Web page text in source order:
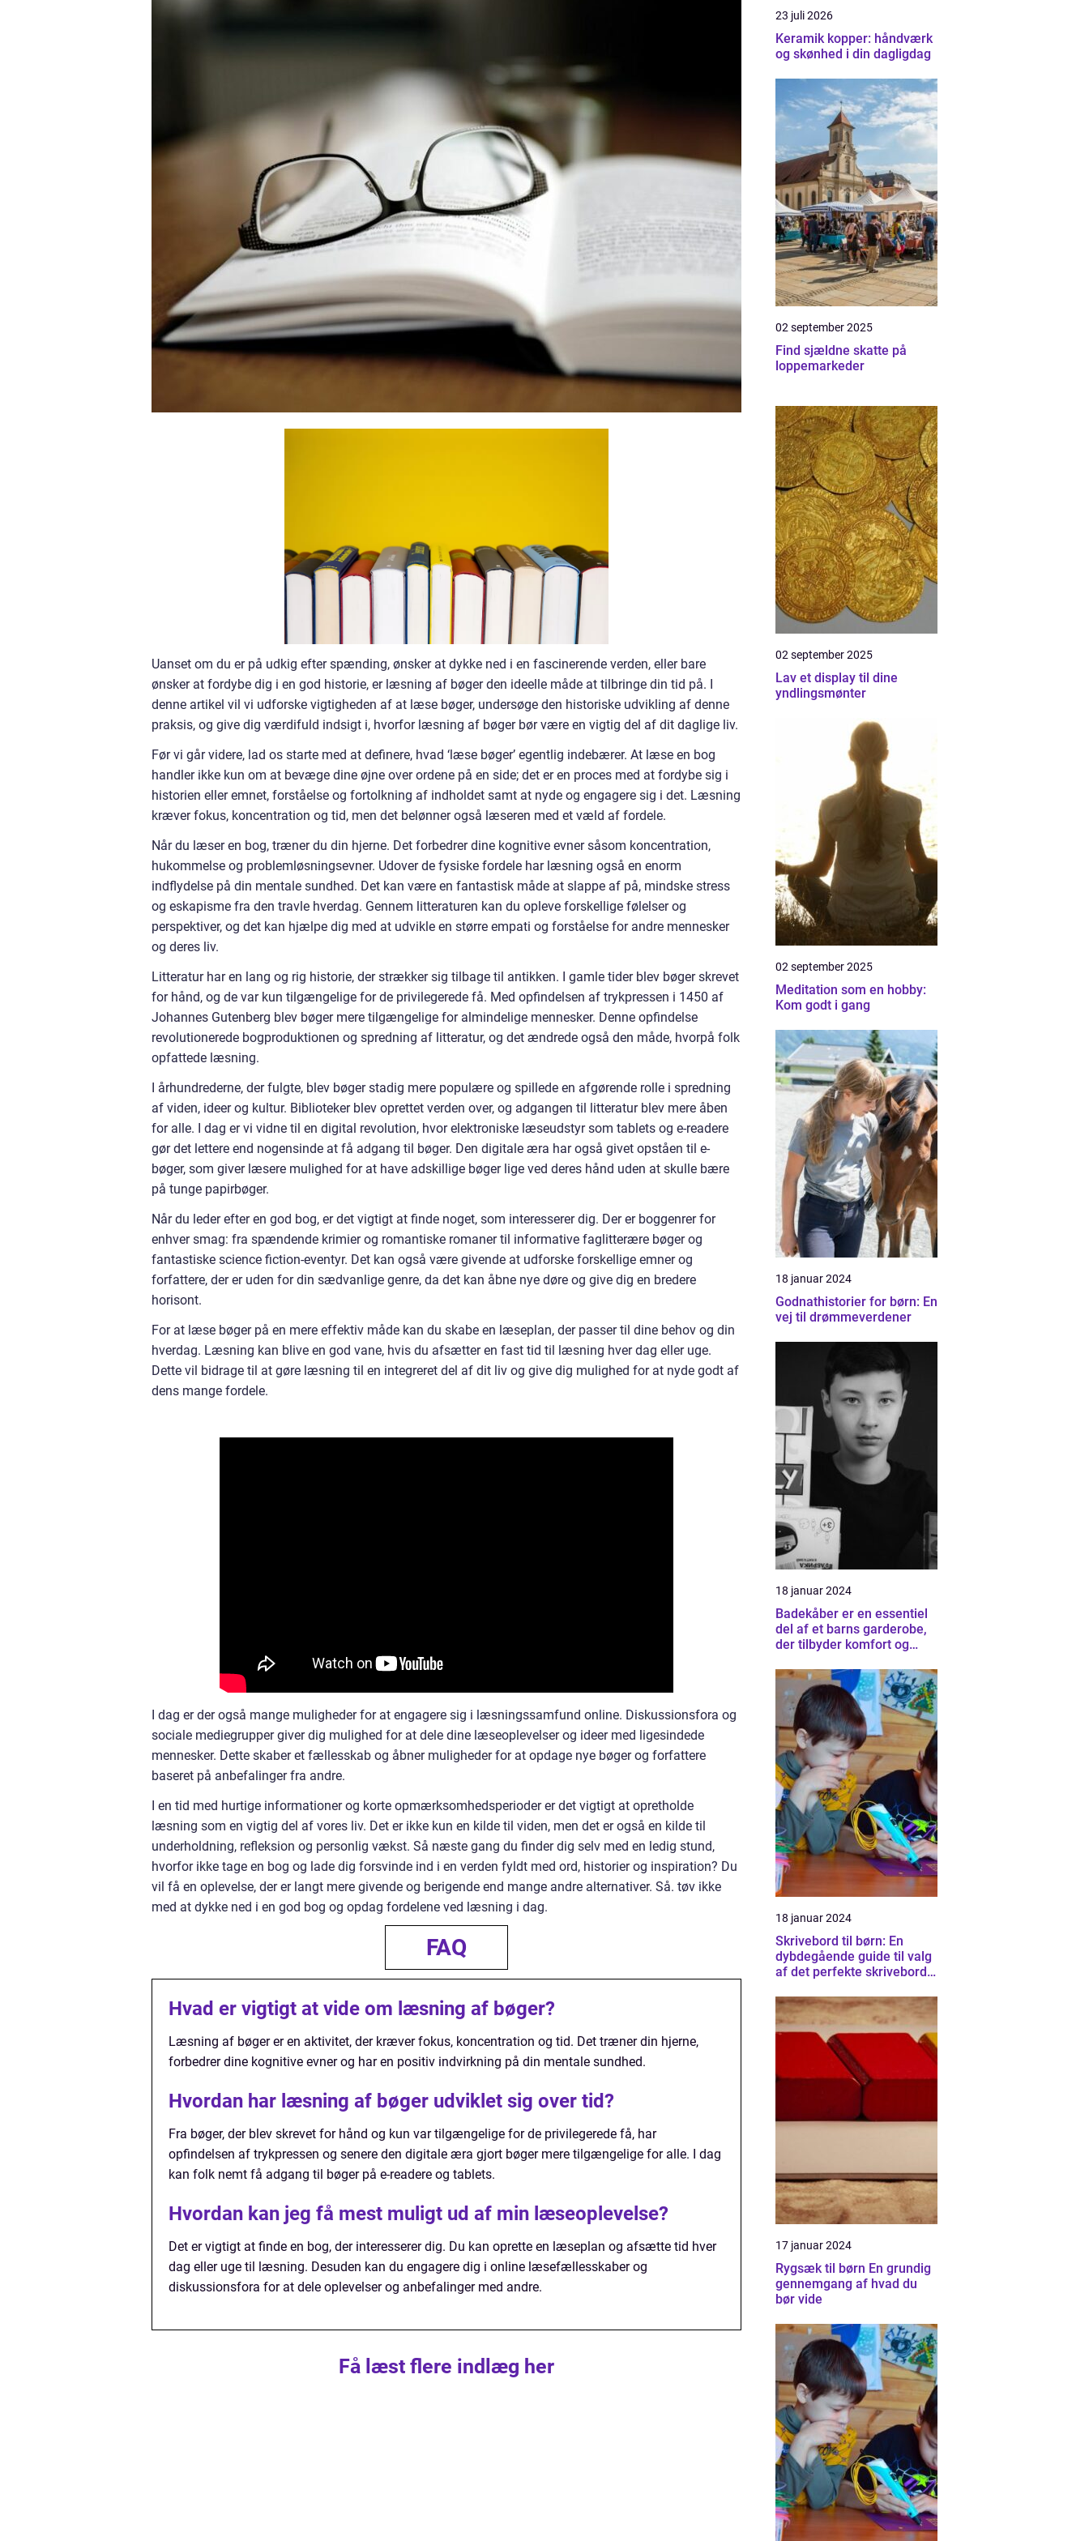
Uanset om du er på udkig efter spænding, ønsker at dykke ned i en fascinerende verden, eller bare
ønsker at fordybe dig i en god historie, er læsning af bøger den ideelle måde at tilbringe din tid på. I
denne artikel vil vi udforske vigtigheden af at læse bøger, undersøge den historiske udvikling af denne
praksis, og give dig værdifuld indsigt i, hvorfor læsning af bøger bør være en vigtig del af dit daglige liv.
Før vi går videre, lad os starte med at definere, hvad ‘læse bøger’ egentlig indebærer. At læse en bog
handler ikke kun om at bevæge dine øjne over ordene på en side; det er en proces med at fordybe sig i
historien eller emnet, forståelse og fortolkning af indholdet samt at nyde og engagere sig i det. Læsning
kræver fokus, koncentration og tid, men det belønner også læseren med et væld af fordele.
Når du læser en bog, træner du din hjerne. Det forbedrer dine kognitive evner såsom koncentration,
hukommelse og problemløsningsevner. Udover de fysiske fordele har læsning også en enorm
indflydelse på din mentale sundhed. Det kan være en fantastisk måde at slappe af på, mindske stress
og eskapisme fra den travle hverdag. Gennem litteraturen kan du opleve forskellige følelser og
perspektiver, og det kan hjælpe dig med at udvikle en større empati og forståelse for andre mennesker
og deres liv.
Litteratur har en lang og rig historie, der strækker sig tilbage til antikken. I gamle tider blev bøger skrevet
for hånd, og de var kun tilgængelige for de privilegerede få. Med opfindelsen af trykpressen i 1450 af
Johannes Gutenberg blev bøger mere tilgængelige for almindelige mennesker. Denne opfindelse
revolutionerede bogproduktionen og spredning af litteratur, og det ændrede også den måde, hvorpå folk
opfattede læsning.
I århundrederne, der fulgte, blev bøger stadig mere populære og spillede en afgørende rolle i spredning
af viden, ideer og kultur. Biblioteker blev oprettet verden over, og adgangen til litteratur blev mere åben
for alle. I dag er vi vidne til en digital revolution, hvor elektroniske læseudstyr som tablets og e-readere
gør det lettere end nogensinde at få adgang til bøger. Den digitale æra har også givet opståen til e-
bøger, som giver læsere mulighed for at have adskillige bøger lige ved deres hånd uden at skulle bære
på tunge papirbøger.
Når du leder efter en god bog, er det vigtigt at finde noget, som interesserer dig. Der er boggenrer for
enhver smag: fra spændende krimier og romantiske romaner til informative faglitterære bøger og
fantastiske science fiction-eventyr. Det kan også være givende at udforske forskellige emner og
forfattere, der er uden for din sædvanlige genre, da det kan åbne nye døre og give dig en bredere
horisont.
For at læse bøger på en mere effektiv måde kan du skabe en læseplan, der passer til dine behov og din
hverdag. Læsning kan blive en god vane, hvis du afsætter en fast tid til læsning hver dag eller uge.
Dette vil bidrage til at gøre læsning til en integreret del af dit liv og give dig mulighed for at nyde godt af
dens mange fordele.
I dag er der også mange muligheder for at engagere sig i læsningssamfund online. Diskussionsfora og
sociale mediegrupper giver dig mulighed for at dele dine læseoplevelser og ideer med ligesindede
mennesker. Dette skaber et fællesskab og åbner muligheder for at opdage nye bøger og forfattere
baseret på anbefalinger fra andre.
I en tid med hurtige informationer og korte opmærksomhedsperioder er det vigtigt at opretholde
læsning som en vigtig del af vores liv. Det er ikke kun en kilde til viden, men det er også en kilde til
underholdning, refleksion og personlig vækst. Så næste gang du finder dig selv med en ledig stund,
hvorfor ikke tage en bog og lade dig forsvinde ind i en verden fyldt med ord, historier og inspiration? Du
vil få en oplevelse, der er langt mere givende og berigende end mange andre alternativer. Så. tøv ikke
med at dykke ned i en god bog og opdag fordelene ved læsning i dag.
FAQ
Hvad er vigtigt at vide om læsning af bøger?
Læsning af bøger er en aktivitet, der kræver fokus, koncentration og tid. Det træner din hjerne,
forbedrer dine kognitive evner og har en positiv indvirkning på din mentale sundhed.
Hvordan har læsning af bøger udviklet sig over tid?
Fra bøger, der blev skrevet for hånd og kun var tilgængelige for de privilegerede få, har
opfindelsen af trykpressen og senere den digitale æra gjort bøger mere tilgængelige for alle. I dag
kan folk nemt få adgang til bøger på e-readere og tablets.
Hvordan kan jeg få mest muligt ud af min læseoplevelse?
Det er vigtigt at finde en bog, der interesserer dig. Du kan oprette en læseplan og afsætte tid hver
dag eller uge til læsning. Desuden kan du engagere dig i online læsefællesskaber og
diskussionsfora for at dele oplevelser og anbefalinger med andre.
Få læst flere indlæg her
23 juli 2026
Keramik kopper: håndværk
og skønhed i din dagligdag
02 september 2025
Find sjældne skatte på
loppemarkeder
02 september 2025
Lav et display til dine
yndlingsmønter
02 september 2025
Meditation som en hobby:
Kom godt i gang
18 januar 2024
Godnathistorier for børn: En
vej til drømmeverdener
18 januar 2024
Badekåber er en essentiel
del af et barns garderobe,
der tilbyder komfort og
svømmetur
18 januar 2024
Skrivebord til børn: En
dybdegående guide til valg
af det perfekte skrivebord
17 januar 2024
Rygsæk til børn En grundig
gennemgang af hvad du
bør vide